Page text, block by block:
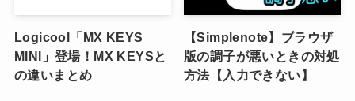
Logicool「MX KEYS
MINI」登場！MX KEYSと
の違いまとめ
【Simplenote】ブラウザ
版の調子が悪いときの対処
方法【入力できない】